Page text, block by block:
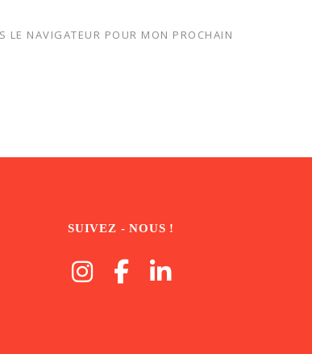
LE NAVIGATEUR POUR MON PROCHAIN
SUIVEZ - NOUS !